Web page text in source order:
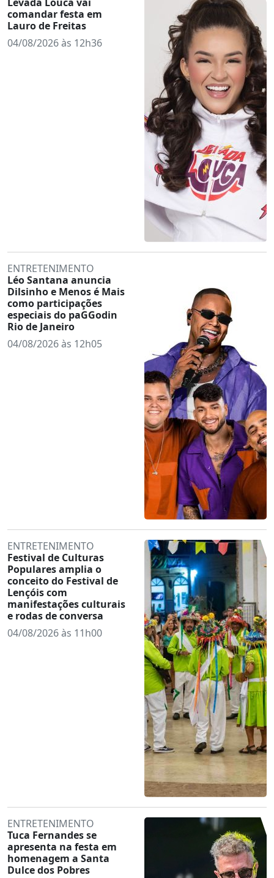
comandar festa em
Lauro de Freitas
04/08/2026 às 12h36
ENTRETENIMENTO
Léo Santana anuncia
Dilsinho e Menos é Mais
como participações
especiais do paGGodin
Rio de Janeiro
04/08/2026 às 12h05
ENTRETENIMENTO
Festival de Culturas
Populares amplia o
conceito do Festival de
Lençóis com
manifestações culturais
e rodas de conversa
04/08/2026 às 11h00
ENTRETENIMENTO
Tuca Fernandes se
apresenta na festa em
homenagem a Santa
Dulce dos Pobres